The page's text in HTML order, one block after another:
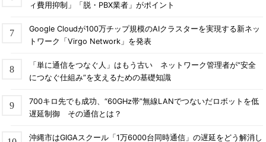
ィ費用抑制」「脱・PBX業者」がポイント
Google Cloudが100万チップ規模のAIクラスターを実現する新ネッ
トワーク「Virgo Network」を発表
「単に通信をつなぐ人」はもう古い ネットワーク管理者が“安全
につなぐ仕組み”を支えるための基礎知識
700キロ先でも成功、“60GHz帯”無線LANでつないだロボットを低
遅延制御 その通信とは？
沖縄市はGIGAスクール「1万6000台同時通信」の遅延をどう解消し